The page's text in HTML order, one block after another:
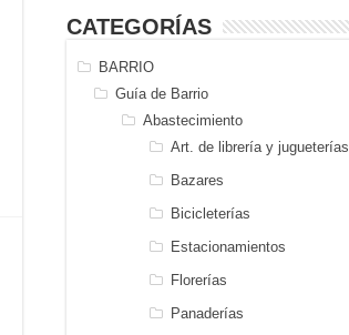
CATEGORÍAS
BARRIO
Guía de Barrio
Abastecimiento
Art. de librería y jugueterías
Bazares
Bicicleterías
Estacionamientos
Florerías
Panaderías